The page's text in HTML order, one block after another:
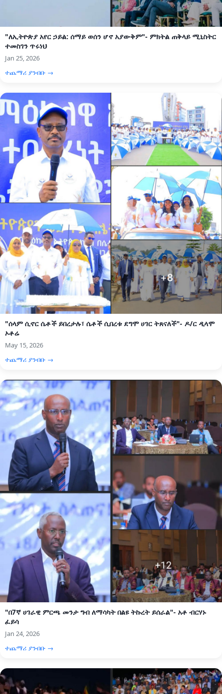
"ለኢትዮጵያ አየር ኃይል: ሰማይ ወሰን ሆኖ አያውቅም"- ምክትል ጠቅላይ ሚኒስትር
ተመስገን ጥሩነህ
Jan 25, 2026
ተጨማሪ ያንብቡ →
"ሰላም ሲኖር ሴቶች ይበረታሉ፣ ሴቶች ሲበረቱ ደግሞ ሀገር ትጸናለች"- ዶ/ር ዲላሞ
ኦቶሬ
May 15, 2026
ተጨማሪ ያንብቡ →
"በ7ኛ ሀገራዊ ምርጫ መንታ ግብ ለማሳካት በልዩ ትኩረት ይሰራል"- አቶ ብርሃኑ
ፈይሳ
Jan 24, 2026
ተጨማሪ ያንብቡ →